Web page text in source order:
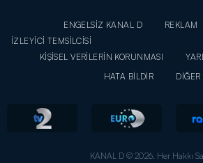
ENGELSİZ KANAL D REKLAM
İZLEYİCİ TEMSİLCİSİ
KİŞİSEL VERİLERİN KORUNMASI
HATA BİLDİR
DİĞER
KANAL D © 2026. Her Hakkı